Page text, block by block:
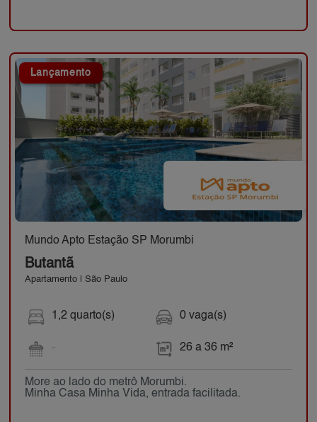
Lançamento
Mundo Apto Estação SP Morumbi
Butantã
Apartamento | São Paulo
1,2 quarto(s)
-
0 vaga(s)
26 a 36 m²
More ao lado do metrô Morumbi.
Minha Casa Minha Vida, entrada facilitada.